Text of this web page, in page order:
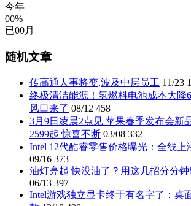
今年
00%
已00月
随机文章
传高通人事将变,波及中层员工 11/23
终极清洁能源！氢燃料电池成本大降
风口来了 08/12 458
3月9日凌晨2点见 苹果春季发布会新
2599起 惊喜不断 03/08 332
Intel 12代酷睿零售价格曝光：全线上
09/16 373
油灯亮起 快没油了？用这几招分分
06/13 397
Intel游戏独立显卡终于有名字了：桌